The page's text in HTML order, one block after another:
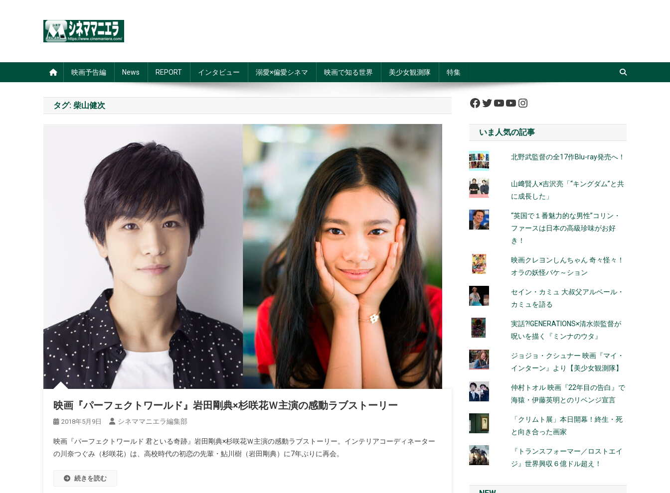
映画予告編 News REPORT インタビュー 溺愛×偏愛シネマ 映画で知る世界 美少女観測隊 特集
タグ: 柴山健次
映画『パーフェクトワールド』岩田剛典×杉咲花Ｗ主演の感動ラブストーリー
2018年5月9日 シネママニエラ編集部
映画『パーフェクトワールド 君といる奇跡』岩田剛典×杉咲花Ｗ主演の感動ラブストーリー。インテリアコーディネーター
の川奈つぐみ（杉咲花）は、高校時代の初恋の先輩・鮎川樹（岩田剛典）に7年ぶりに再会。
続きを読む
Facebook
Twitter
YouTube
YouTube
Instagram
いま人気の記事
北野武監督の全17作Blu-ray発売へ！
山﨑賢人×吉沢亮「“キングダム”と共
に成長した」
“英国で１番魅力的な男性”コリン・
ファースは日本の高級珍味がお好
き！
映画クレヨンしんちゃん 奇々怪々！
オラの妖怪バケ～ション
セイン・カミュ 大叔父アルベール・
カミュを語る
実話?!GENERATIONS×清水崇監督が
呪いを描く『ミンナのウタ』
ジョジョ・クシュナー 映画『マイ・
インターン』より【美少女観測隊】
仲村トオル 映画『22年目の告白』で
海猿・伊藤英明とのリベンジ宣言
「クリムト展」本日開幕！終生・死
と向き合った画家
『トランスフォーマー／ロストエイ
ジ』世界興収６億ドル超え！